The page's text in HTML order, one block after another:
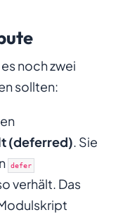
noch zwei
sollten:
(deferred). Sie
defer
verhält. Das